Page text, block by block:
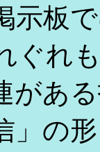
板で
ぐれ
があ
」の